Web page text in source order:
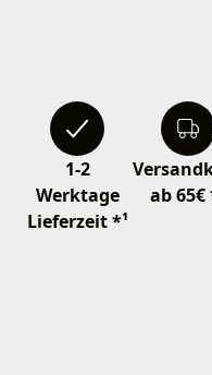
1-2
Werktage
Lieferzeit *¹
ab 65€